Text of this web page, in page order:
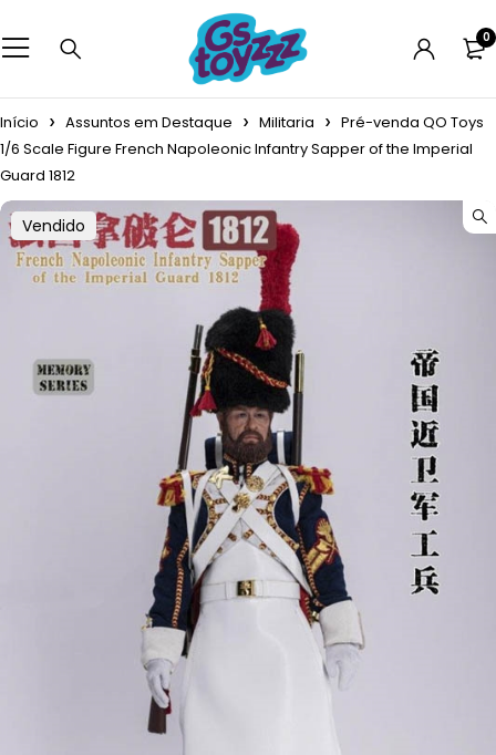
0
Início Assuntos em Destaque Militaria
Pré-venda QO Toys
1/6 Scale Figure French Napoleonic Infantry Sapper of the Imperial
Guard 1812
Vendido